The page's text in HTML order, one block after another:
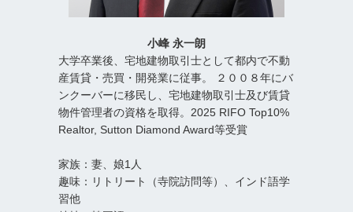
小峰 永一朗
大学卒業後、宅地建物取引士として都内で不動
産賃貸・売買・開発業に従事。 ２００８年にバ
ンクーバーに移民し、宅地建物取引士及び賃貸
物件管理者の資格を取得。2025 RIFO Top10%
Realtor, Sutton Diamond Award等受賞
家族：妻、娘1人
趣味：リトリート（寺院訪問等）、インド語学
習他